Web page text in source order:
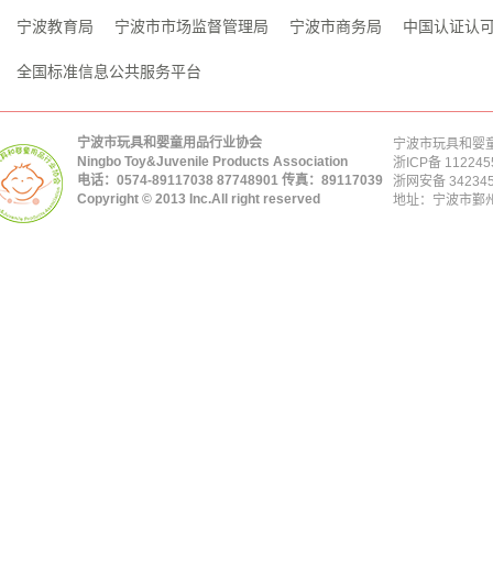
宁波教育局 宁波市市场监督管理局 宁波市商务局 中国认证认
全国标准信息公共服务平台
宁波市玩具和婴童用品行业协会
Ningbo Toy&Juvenile Products Association
电话：0574-89117038 87748901 传真：89117039
Copyright © 2013 Inc.All right reserved
宁波市玩具和婴
浙ICP备
浙网安备
地址：宁波市鄞